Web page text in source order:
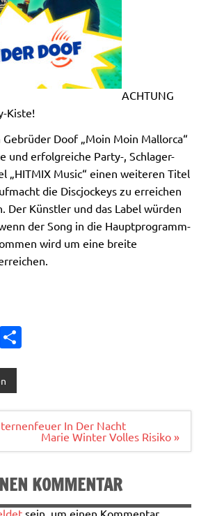
ACHTUNG
Kiste!
Doof „Moin Moin Mallorca“
und erfolgreiche Party-, Schlager-
„HITMIX Music“ einen weiteren Titel
die Discjockeys zu erreichen
Der Künstler und das Label würden
der Song in die Hauptprogramm-
wird um eine breite
E
n
In Der Nacht
Marie Winter Volles Risiko »
KOMMENTAR
sein, um einen Kommentar